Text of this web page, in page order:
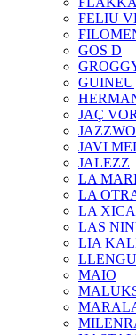
FELIU
GOS D
GUINEU
JAÇ
JAVI
JALEZZ
LA
LA
LA XICA
LAS
LIA
MAIO